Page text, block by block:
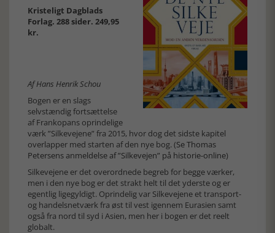
Kristeligt Dagblads
Forlag. 288 sider. 249,95
kr.
Af Hans Henrik Schou
Bogen er en slags
selvstændig fortsættelse
af Frankopans oprindelige
værk ”Silkevejene” fra 2015, hvor dog det sidste kapitel
overlapper med starten af den nye bog. (Se Thomas
Petersens anmeldelse af ”Silkevejen” på historie-online)
Silkevejene er det overordnede begreb for begge værker,
men i den nye bog er det strakt helt til det yderste og er
egentlig ligegyldigt. Oprindelig var Silkevejene et transport-
og handelsnetværk fra øst til vest igennem Eurasien samt
også fra nord til syd i Asien, men her i bogen er det reelt
globalt.